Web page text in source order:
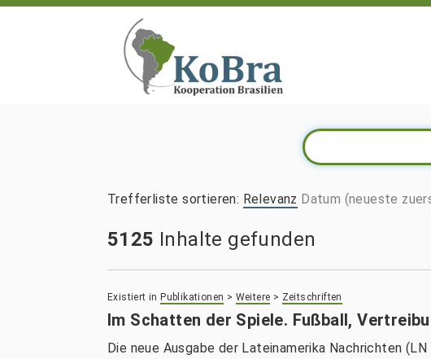
Trefferliste sortieren: Relevanz Datum (neueste
5125 Inhalte gefunden
Existiert in Publikationen > Weitere > Zeitschriften
Im Schatten der Spiele. Fußball,
Die neue Ausgabe der Lateinamerika Nachrichten